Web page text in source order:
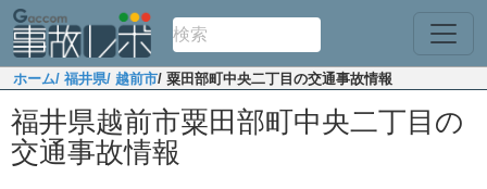
ホーム/ 福井県/ 越前市/ 粟田部町中央二丁目の交通事故情報
福井県越前市粟田部町中央二丁目の
交通事故情報